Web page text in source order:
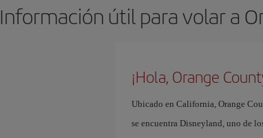
Información útil para volar a
¡Hola, Orange
Ubicado en California, Orange
se encuentra Disneyland, uno de